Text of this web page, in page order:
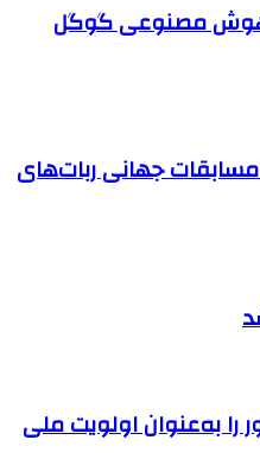
مصنوعی گوگل
مسابقات جهانی ربات‌های
را به‌عنوان اولویت ملی